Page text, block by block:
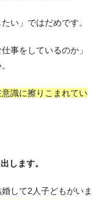
い」ではだめです。
事をしているのか」
識に擦りこまれてい
します。
して2人子どもがいま